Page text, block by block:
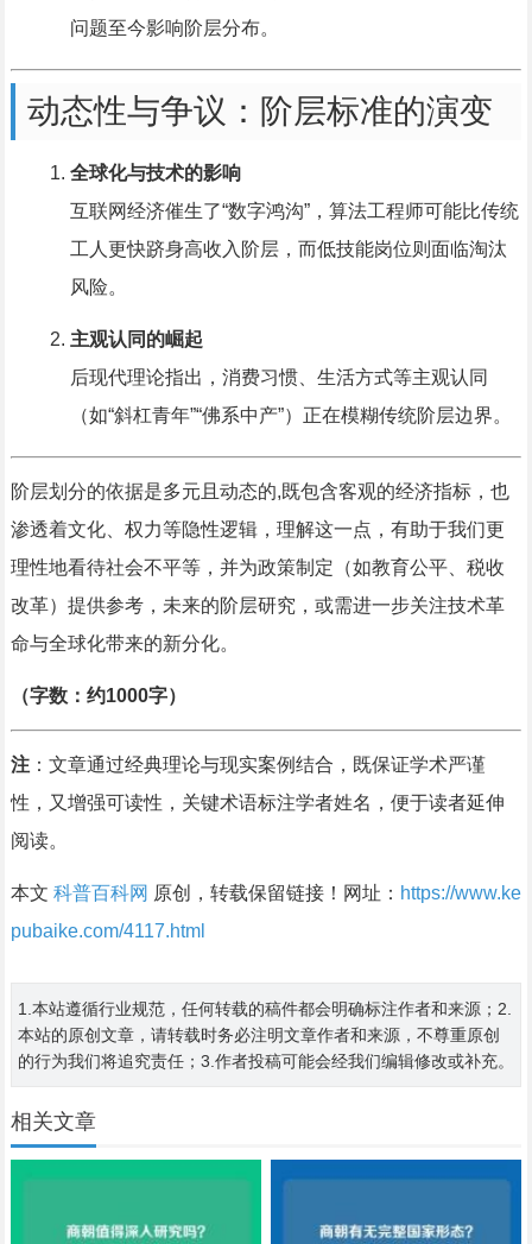
问题至今影响阶层分布。
动态性与争议：阶层标准的演变
全球化与技术的影响
互联网经济催生了“数字鸿沟”，算法工程师可能比传统
工人更快跻身高收入阶层，而低技能岗位则面临淘汰
风险。
主观认同的崛起
后现代理论指出，消费习惯、生活方式等主观认同
（如“斜杠青年”“佛系中产”）正在模糊传统阶层边界。
阶层划分的依据是多元且动态的,既包含客观的经济指标，也
渗透着文化、权力等隐性逻辑，理解这一点，有助于我们更
理性地看待社会不平等，并为政策制定（如教育公平、税收
改革）提供参考，未来的阶层研究，或需进一步关注技术革
命与全球化带来的新分化。
（字数：约1000字）
注：文章通过经典理论与现实案例结合，既保证学术严谨
性，又增强可读性，关键术语标注学者姓名，便于读者延伸
阅读。
本文 科普百科网 原创，转载保留链接！网址： https://www.ke
pubaike.com/4117.html
1.本站遵循行业规范，任何转载的稿件都会明确标注作者和来源；2.
本站的原创文章，请转载时务必注明文章作者和来源，不尊重原创
的行为我们将追究责任；3.作者投稿可能会经我们编辑修改或补充。
相关文章